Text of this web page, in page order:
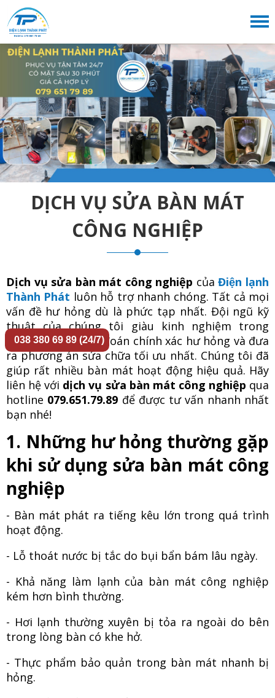
DỊCH VỤ SỬA BÀN MÁT
CÔNG NGHIỆP
Dịch vụ sửa bàn mát công nghiệp củaĐiện lạnh
Thành Phát luôn hỗ trợ nhanh chóng. Tất cả mọi
vấn đề hư hỏng dù là phức tạp nhất. Đội ngũ kỹ
thuật của chúng tôi giàu kinh nghiệm trong
ngành. Luôn chẩn đoán chính xác hư hỏng và đưa
ra phương án sửa chữa tối ưu nhất. Chúng tôi đã
giúp rất nhiều bàn mát hoạt động hiệu quả. Hãy
liên hệ với dịch vụ sửa bàn mát công nghiệp qua
hotline 079.651.79.89 để được tư vấn nhanh nhất
bạn nhé!
1. Những hư hỏng thường gặp
khi sử dụng sửa bàn mát công
nghiệp
- Bàn mát phát ra tiếng kêu lớn trong quá trình
hoạt động.
- Lỗ thoát nước bị tắc do bụi bẩn bám lâu ngày.
- Khả năng làm lạnh của bàn mát công nghiệp
kém hơn bình thường.
- Hơi lạnh thường xuyên bị tỏa ra ngoài do bên
trong lòng bàn có khe hở.
- Thực phẩm bảo quản trong bàn mát nhanh bị
hỏng.
038 380 69 89 (24/7)